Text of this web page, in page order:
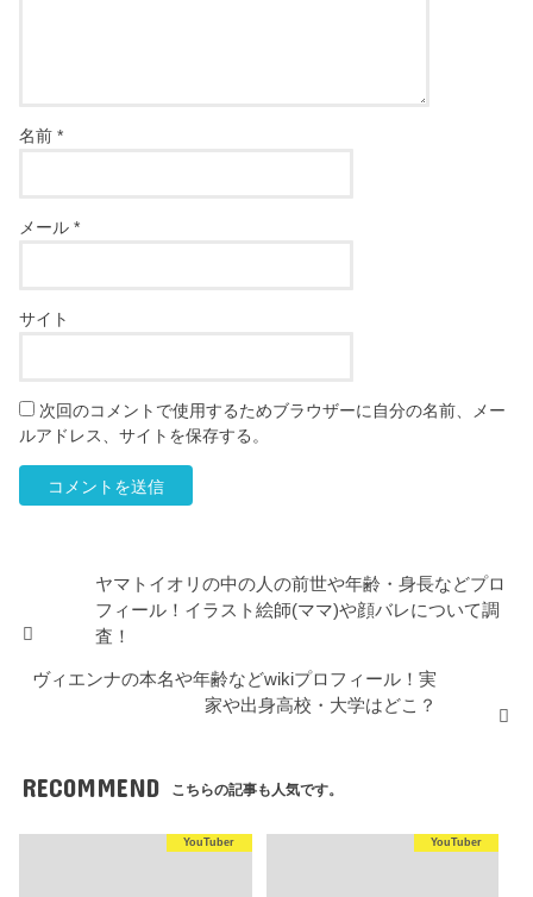
名前*
メール*
サイト
次回のコメントで使用するためブラウザーに自分の名前、メー
ルアドレス、サイトを保存する。
ヤマトイオリの中の人の前世や年齢・身長などプロ
フィール！イラスト絵師(ママ)や顔バレについて調
査！
ヴィエンナの本名や年齢などwikiプロフィール！実
家や出身高校・大学はどこ？
RECOMMEND こちらの記事も人気です。
YouTuber YouTuber